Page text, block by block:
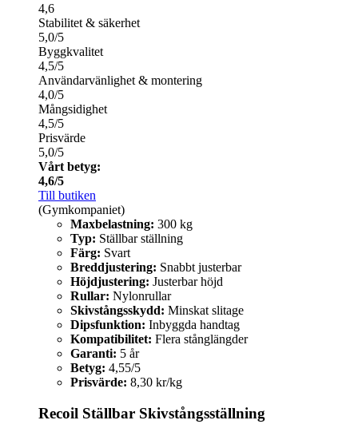
4,6
Stabilitet & säkerhet
5,0/5
Byggkvalitet
4,5/5
Användarvänlighet & montering
4,0/5
Mångsidighet
4,5/5
Prisvärde
5,0/5
Vårt betyg:
4,6/5
Till butiken
(Gymkompaniet)
Maxbelastning: 300 kg
Typ: Ställbar ställning
Färg: Svart
Breddjustering: Snabbt justerbar
Höjdjustering: Justerbar höjd
Rullar: Nylonrullar
Skivstångsskydd: Minskat slitage
Dipsfunktion: Inbyggda handtag
Kompatibilitet: Flera stånglängder
Garanti: 5 år
Betyg: 4,55/5
Prisvärde: 8,30 kr/kg
Recoil Ställbar Skivstångsställning